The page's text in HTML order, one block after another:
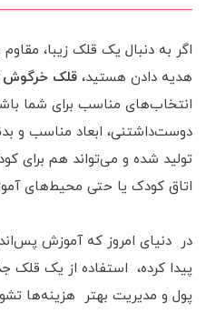
اگر به دنبال یک قلک زیبا، مقاوم
هدیه دادن هستید، قلک خرگوش
انتخاب‌های مناسب برای شما
دوست‌داشتنی، ابعاد مناسب و
تولید شده و می‌تواند هم برای
اتاق کودک یا حتی محیط‌های
در دنیای امروز که آموزش
پیدا کرده، استفاده از یک قلک
پول و مدیریت بهتر هزینه‌ها